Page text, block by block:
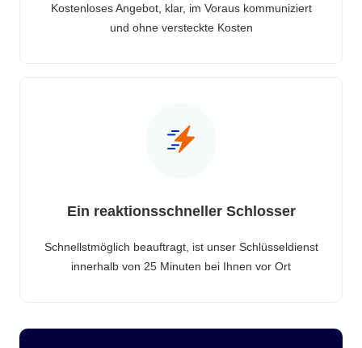
Kostenloses Angebot, klar, im Voraus kommuniziert
und ohne versteckte Kosten
Ein reaktionsschneller Schlosser
Schnellstmöglich beauftragt, ist unser Schlüsseldienst
innerhalb von 25 Minuten bei Ihnen vor Ort